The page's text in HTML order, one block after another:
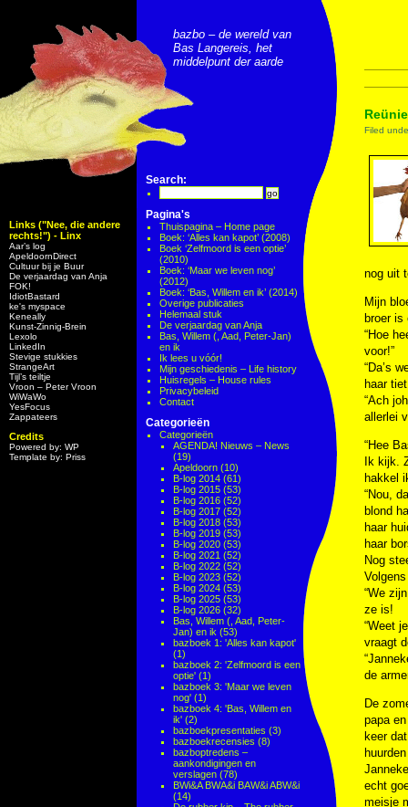
Links ("Nee, die andere
rechts!") - Linx
Aar’s log
ApeldoornDirect
Cultuur bij je Buur
De verjaardag van Anja
FOK!
IdiotBastard
ke's myspace
Keneally
Kunst-Zinnig-Brein
Lexolo
LinkedIn
Stevige stukkies
StrangeArt
Tijl’s teiltje
Vroon – Peter Vroon
WiWaWo
YesFocus
Zappateers
Credits
Powered by: WP
Template by: Priss
bazbo – de wereld van
Bas Langereis, het
middelpunt der aarde
Search:
Pagina's
Thuispagina – Home page
Boek: ‘Alles kan kapot’ (2008)
Boek ‘Zelfmoord is een optie’
(2010)
Boek: ‘Maar we leven nog’
(2012)
Boek: ‘Bas, Willem en ik’ (2014)
Overige publicaties
Helemaal stuk
De verjaardag van Anja
Bas, Willem (, Aad, Peter-Jan)
en ik
Ik lees u vóór!
Mijn geschiedenis – Life history
Huisregels – House rules
Privacybeleid
Contact
Categorieën
Categorieën
AGENDA! Nieuws – News
(19)
Apeldoorn (10)
B-log 2014 (61)
B-log 2015 (53)
B-log 2016 (52)
B-log 2017 (52)
B-log 2018 (53)
B-log 2019 (53)
B-log 2020 (53)
B-log 2021 (52)
B-log 2022 (52)
B-log 2023 (52)
B-log 2024 (53)
B-log 2025 (53)
B-log 2026 (32)
Bas, Willem (, Aad, Peter-
Jan) en ik (53)
bazboek 1: 'Alles kan kapot'
(1)
bazboek 2: 'Zelfmoord is een
optie' (1)
bazboek 3: 'Maar we leven
nog' (1)
bazboek 4: 'Bas, Willem en
ik' (2)
bazboekpresentaties (3)
bazboekrecensies (8)
bazboptredens –
aankondigingen en
verslagen (78)
BWi&A BWA&i BAW&i ABW&i
(14)
Filed
nog uit
Mijn
broer is
“Hoe
voor!”
“Da’s
haar
“Ach
allerlei
“Hee
Ik kijk.
hakkel
“Nou,
blond
haar
haar
Nog
“We
ze is!
“Weet
vraagt
de
De
papa
keer
echt
meisje